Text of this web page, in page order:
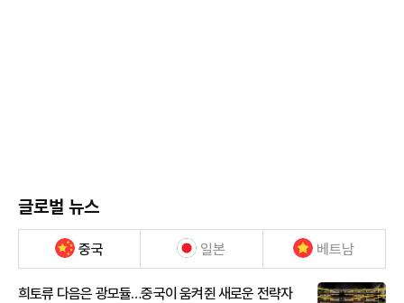
글로벌 뉴스
중국 일본 베트남
희토류 다음은 광모듈…중국이 움켜쥔 새로운 전략자